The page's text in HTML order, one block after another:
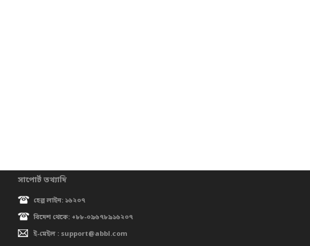
সাপোর্ট তথ্যাদি
হেল্প লাইন: ১৬২০৭
বিদেশ থেকে: +৮৮-০৯৬৭৮৯১৬২০৭
ই-মেইল : support@abbl.com